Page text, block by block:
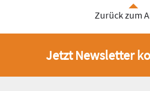
Zurück zum
Jetzt Newsletter